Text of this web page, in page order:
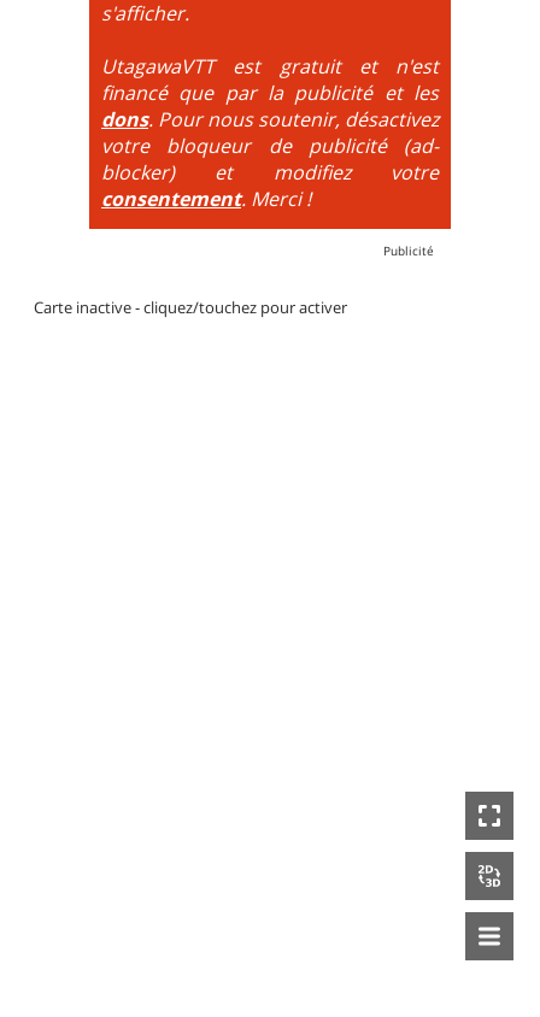
La montée est faite via navette ou remontée
mécanique. La difficulté de la descente est indiquée
par des couleurs lorsqu'il s'agit de bikeparks. Vélo
tout suspendu et protections du corps obligatoires.
s'afficher.
UtagawaVTT est gratuit et n'est
financé que par la publicité et les
dons. Pour nous soutenir, désactivez
votre bloqueur de publicité (ad-
blocker) et modifiez votre
consentement. Merci !